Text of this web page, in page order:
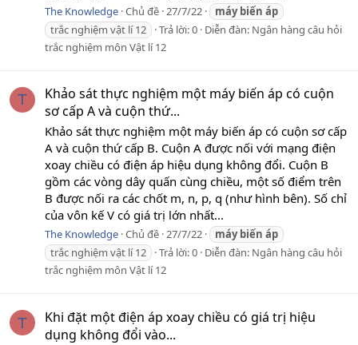
The Knowledge Chủ đề 27/7/22 máy biến áp
trắc nghiệm vật lí 12
Trả lời: 0 Diễn đàn: Ngân hàng câu hỏi
trắc nghiệm môn Vật lí 12
T
Khảo sát thực nghiệm một máy biến áp có cuộn
sơ cấp A và cuộn thứ...
Khảo sát thực nghiệm một máy biến áp có cuộn sơ cấp
A và cuộn thứ cấp B. Cuộn A được nối với mạng điện
xoay chiều có điện áp hiệu dụng không đổi. Cuộn B
gồm các vòng dây quấn cùng chiều, một số điểm trên
B được nối ra các chốt m, n, p, q (như hình bên). Số chỉ
của vôn kế V có giá trị lớn nhất...
The Knowledge Chủ đề 27/7/22 máy biến áp
trắc nghiệm vật lí 12
Trả lời: 0 Diễn đàn: Ngân hàng câu hỏi
trắc nghiệm môn Vật lí 12
T
Khi đặt một điện áp xoay chiều có giá trị hiệu
dụng không đổi vào...